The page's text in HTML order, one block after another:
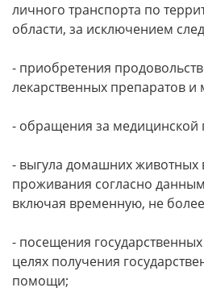
личного транспорта по
области, за исключением
- приобретения
лекарственных препаратов и
- обращения за
- выгула домашних животных
проживания согласно
включая временную, не
- посещения
целях получения
помощи;